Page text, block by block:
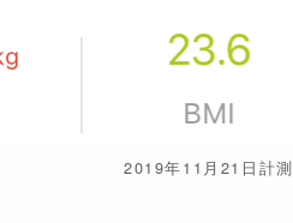
2019年11月21日計測